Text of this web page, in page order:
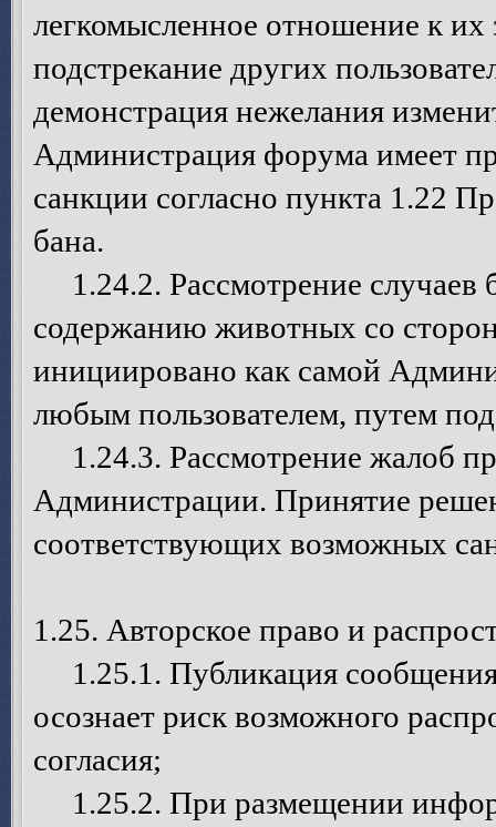
легкомысленное отношение к
подстрекание других
демонстрация нежелания
Администрация форума имеет
санкции согласно пункта 1.22
бана.
1.24.2. Рассмотрение случаев
содержанию животных со
инициировано как самой
любым пользователем, путем
1.24.3. Рассмотрение жалоб
Администрации. Принятие
соответствующих возможных
1.25. Авторское право и
1.25.1. Публикация сообщения
осознает риск возможного
согласия;
1.25.2. При размещении